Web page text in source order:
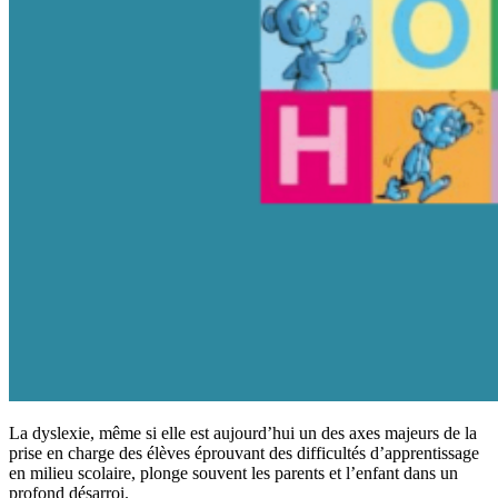
La dyslexie, même si elle est aujourd’hui un des axes majeurs de la
prise en charge des élèves éprouvant des difficultés d’apprentissage
en milieu scolaire, plonge souvent les parents et l’enfant dans un
profond désarroi.